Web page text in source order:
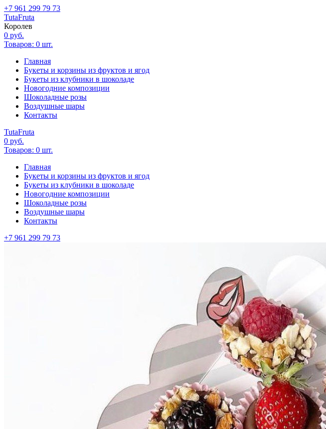
+7 961 299 79 73
TutaFruta
Королев
0 руб.
Товаров: 0 шт.
Главная
Букеты и корзины из фруктов и ягод
Букеты из клубники в шоколаде
Новогодние композиции
Шоколадные розы
Воздушные шары
Контакты
TutaFruta
0 руб.
Товаров: 0 шт.
Главная
Букеты и корзины из фруктов и ягод
Букеты из клубники в шоколаде
Новогодние композиции
Шоколадные розы
Воздушные шары
Контакты
+7 961 299 79 73